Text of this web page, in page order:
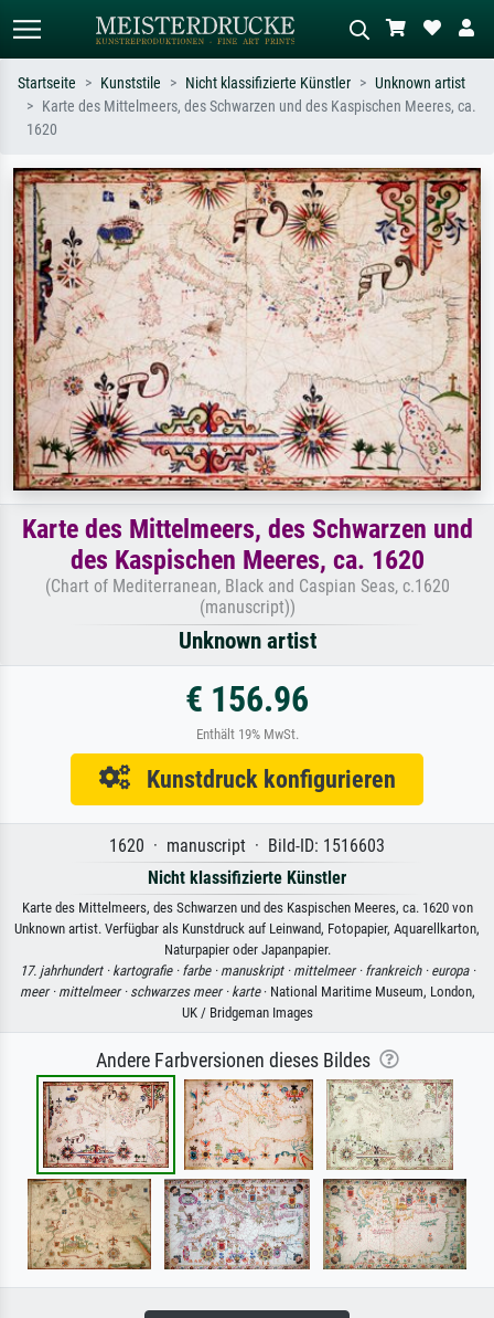
oder Stilen – z.B. Monet,
Sternennacht, Impressionismus, Welle
Hokusai, Akt.
Wiese, Abstrakt mit viel Rot, Dunkles
Ölgemälde, Stehender Akt neben einem
Baum.
Startseite Kunststile Nicht klassifizierte Künstler
Unknown artist
Karte des Mittelmeers, des Schwarzen und des Kaspischen Meeres, ca.
1620
Karte des Mittelmeers, des Schwarzen und
des Kaspischen Meeres, ca. 1620
(Chart of Mediterranean, Black and Caspian Seas, c.1620
(manuscript))
Unknown artist
€ 156.96
Enthält 19% MwSt.
Kunstdruck konfigurieren
1620 · manuscript · Bild-ID: 1516603
Nicht klassifizierte Künstler
Karte des Mittelmeers, des Schwarzen und des Kaspischen Meeres, ca. 1620 von
Unknown artist. Verfügbar als Kunstdruck auf Leinwand, Fotopapier, Aquarellkarton,
Naturpapier oder Japanpapier.
17. jahrhundert · kartografie · farbe · manuskript · mittelmeer · frankreich · europa ·
meer · mittelmeer · schwarzes meer · karte· National Maritime Museum, London,
UK / Bridgeman Images
Andere Farbversionen dieses Bildes